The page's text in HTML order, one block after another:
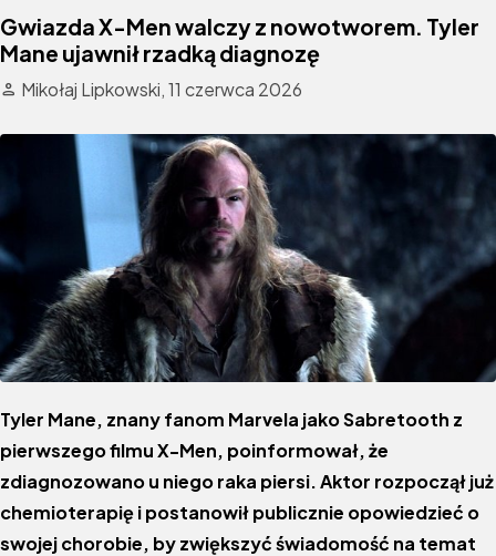
Gwiazda X-Men walczy z nowotworem. Tyler
Mane ujawnił rzadką diagnozę
Mikołaj Lipkowski,11 czerwca 2026
Tyler Mane, znany fanom Marvela jako Sabretooth z
pierwszego filmu X-Men, poinformował, że
zdiagnozowano u niego raka piersi. Aktor rozpoczął już
chemioterapię i postanowił publicznie opowiedzieć o
swojej chorobie, by zwiększyć świadomość na temat